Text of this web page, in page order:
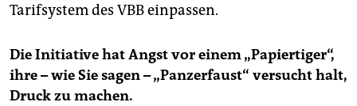
Tarifsystem des VBB einpassen.
Die Initiative hat Angst vor einem „Papiertiger“,
ihre – wie Sie sagen – „Panzerfaust“ versucht halt,
Druck zu machen.